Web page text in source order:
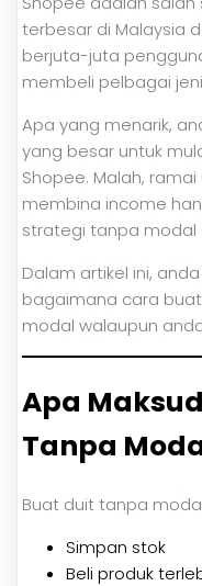
terbesar di Malaysia
berjuta-juta
membeli pelbagai
Apa yang menarik,
yang besar untuk
Shopee. Malah,
membina income
strategi tanpa modal
Dalam artikel ini,
bagaimana cara
modal walaupun
Apa
Tanpa
Buat duit tanpa
Simpan stok
Beli produk